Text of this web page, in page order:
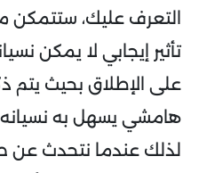
التعرف عليك، ستتمكن
تأثير إيجابي لا يمكن
على الإطلاق بحيث
هامشي يسهل به نسيانه
لذلك عندما نتحدث عن